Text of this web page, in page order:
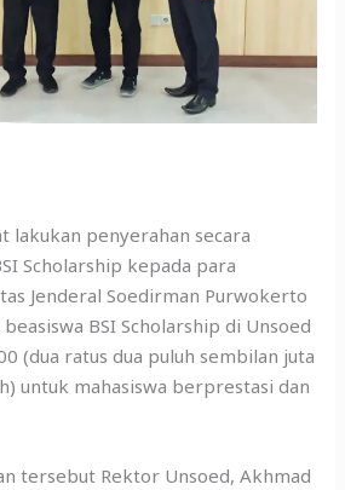
lakukan penyerahan secara
Scholarship kepada para
Jenderal Soedirman Purwokerto
BSI Scholarship di Unsoed
(dua ratus dua puluh sembilan juta
untuk mahasiswa berprestasi dan
tersebut Rektor Unsoed, Akhmad